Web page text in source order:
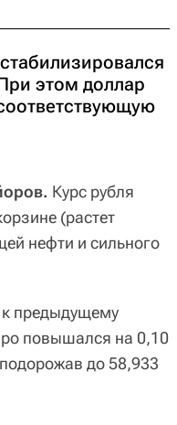
этом доллар
Курс рубля
(растет
нефти и сильного
к предыдущему
повышался на 0,10
до 58,933